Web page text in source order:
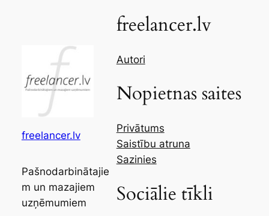
freelancer.lv
Pašnodarbinātajie
m un mazajiem
uzņēmumiem
freelancer.lv
Autori
Nopietnas saites
Privātums
Saistību atruna
Sazinies
Sociālie tīkli